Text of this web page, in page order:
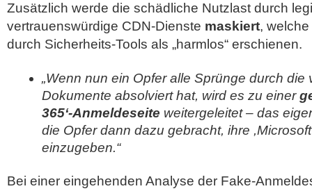
Zusätzlich werde die schädliche Nutzlast durch
vertrauenswürdige CDN-Dienste maskiert,
durch Sicherheits-Tools als „harmlos“ erschienen.
„Wenn nun ein Opfer alle Sprünge durch die
Dokumente absolviert hat, wird es zu einer
365‘-Anmeldeseite weitergeleitet – das
die Opfer dann dazu gebracht, ihre
einzugeben.“
Bei einer eingehenden Analyse der Fake-